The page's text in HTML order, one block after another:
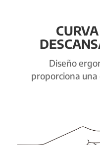
Diseño
proporciona